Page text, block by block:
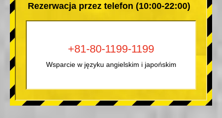
Rezerwacja przez telefon (10:00-22:00)
+81-80-1199-1199
Wsparcie w języku angielskim i japońskim